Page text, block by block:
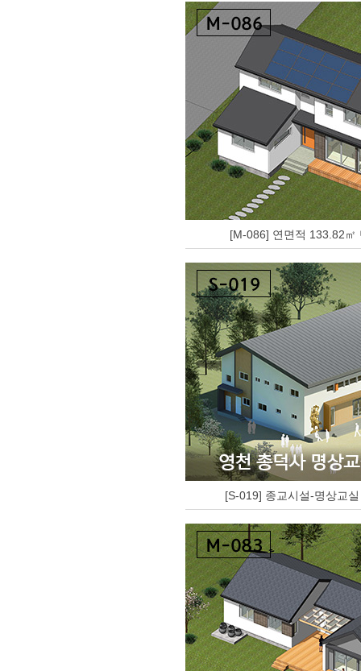
[M-086] 연면적 133.82㎡
[S-019] 종교시설-명상교